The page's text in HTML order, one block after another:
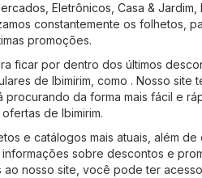
Eletrônicos Casa & Jardim
constantemente os folhetos,
promoções.
ficar por dentro dos últimos
de Ibimirim, como . Nosso site
da forma mais fácil e
de Ibimirim.
e catálogos mais atuais, além de
sobre descontos e
ao nosso site, você pode ter